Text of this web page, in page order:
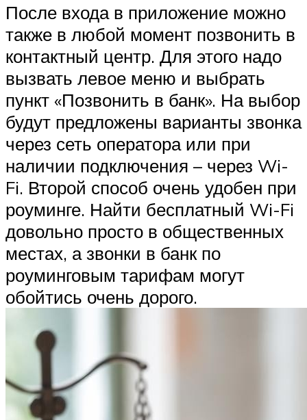
После входа в приложение можно
также в любой момент позвонить в
контактный центр. Для этого надо
вызвать левое меню и выбрать
пункт «Позвонить в банк». На выбор
будут предложены варианты звонка
через сеть оператора или при
наличии подключения – через Wi-
Fi. Второй способ очень удобен при
роуминге. Найти бесплатный Wi-Fi
довольно просто в общественных
местах, а звонки в банк по
роуминговым тарифам могут
обойтись очень дорого.